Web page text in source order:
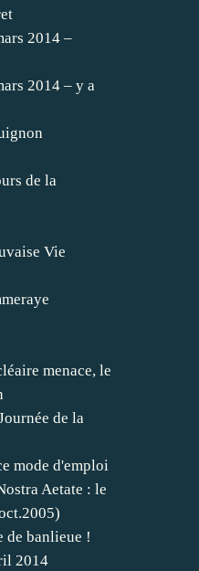
2014 –
2014 – y a
de la
Vie
menace, le
de la
mode d'emploi
Aetate : le
de banlieue !
2014